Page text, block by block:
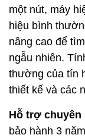
một nút, máy
hiệu bình
nâng cao để
ngẫu nhiên.
thường của tín
thiết kế và các
Hỗ trợ chuyên
bảo hành 3